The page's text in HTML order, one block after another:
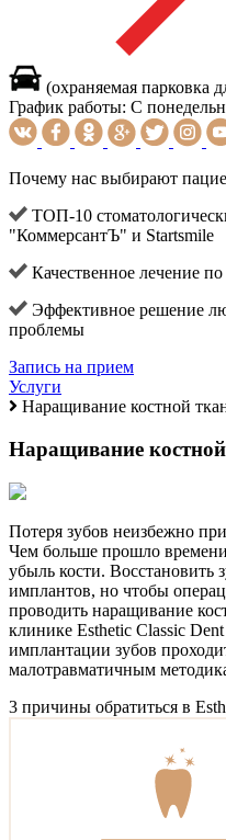
(охраняемая парковка
График работы: С
Почему нас выбирают
ТОП-10
"КоммерсантЪ" и Startsmile
Качественное лечение
Эффективное решение
проблемы
Запись на прием
Услуги
Наращивание костной
Наращивание
Потеря зубов неизбежно
Чем больше прошло
убыль кости.
имплантов, но чтобы
проводить наращивание
клинике Esthetic Classic
имплантации зубов
малотравматичным
3 причины обратиться в